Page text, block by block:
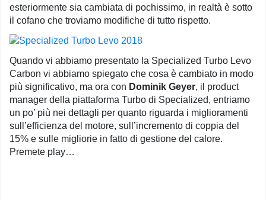
esteriormente sia cambiata di pochissimo, in realtà è sotto
il cofano che troviamo modifiche di tutto rispetto.
Quando vi abbiamo presentato la Specialized Turbo Levo
Carbon vi abbiamo spiegato che cosa è cambiato in modo
più significativo, ma ora con Dominik Geyer, il product
manager della piattaforma Turbo di Specialized, entriamo
un po’ più nei dettagli per quanto riguarda i miglioramenti
sull’efficienza del motore, sull’incremento di coppia del
15% e sulle migliorie in fatto di gestione del calore.
Premete play…